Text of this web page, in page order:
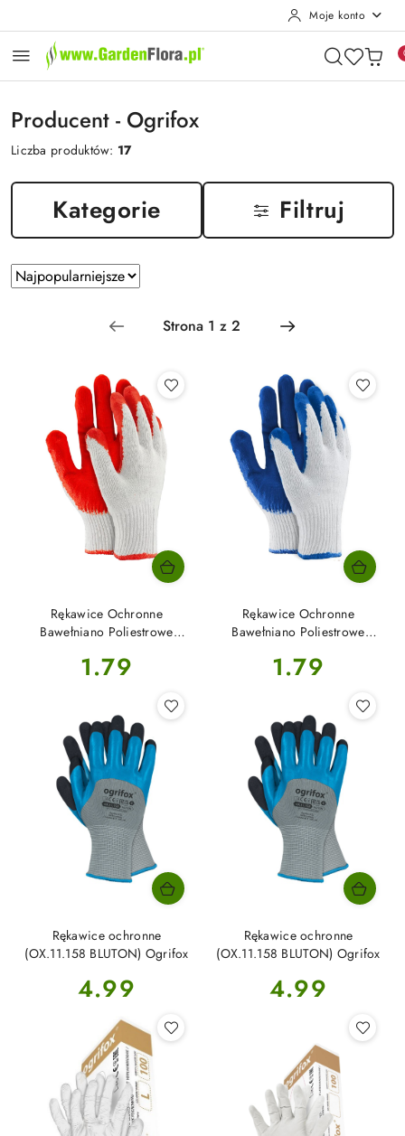
Moje konto
Producent - Ogrifox
Liczba produktów: 17
Kategorie Filtruj
Zastosowano
sortowanie:
Najpopularniejsze.
Sortuj
według
Rękawice Ochronne
Bawełniano Poliestrowe
Czerwone L-(9) OX-UNIWAMP
Cena:
1.79
Rękawice Ochronne
Bawełniano Poliestrowe
Niebieskie L-(9) OX-
Cena:
1.79
Rękawice ochronne
(OX.11.158 BLUTON) Ogrifox
Cena:
4.99
Rękawice ochronne
(OX.11.158 BLUTON) Ogrifox
Cena:
4.99